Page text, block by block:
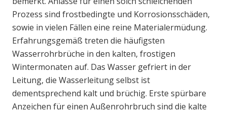
Prozess sind frostbedingte und Korrosionsschäden,
sowie in vielen Fällen eine reine Materialermüdung.
Erfahrungsgemäß treten die häufigsten
Wasserrohrbrüche in den kalten, frostigen
Wintermonaten auf. Das Wasser gefriert in der
Leitung, die Wasserleitung selbst ist
dementsprechend kalt und brüchig. Erste spürbare
Anzeichen für einen Außenrohrbruch sind die kalte